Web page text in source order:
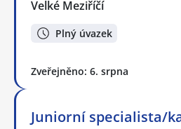
Velké Meziříčí
Plný úvazek
Zveřejněno: 6. srpna
Juniorní specialista/